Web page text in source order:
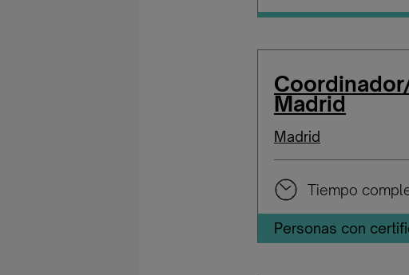
Madrid
Madrid
Tiempo
Personas con